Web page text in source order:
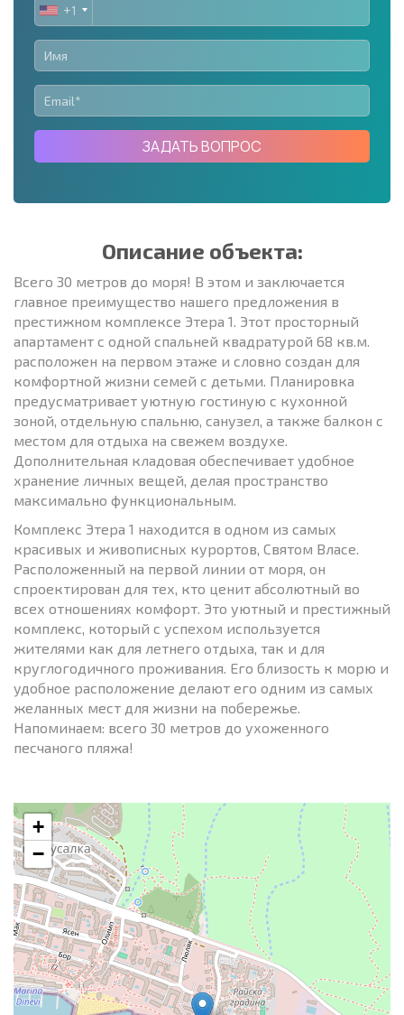
UNITED
STATES
+1
+1
ЗАДАТЬ ВОПРОС
Описание объекта:
Всего 30 метров до моря! В этом и заключается
главное преимущество нашего предложения в
престижном комплексе Этера 1. Этот просторный
апартамент с одной спальней квадратурой 68 кв.м.
расположен на первом этаже и словно создан для
комфортной жизни семей с детьми. Планировка
предусматривает уютную гостиную с кухонной
зоной, отдельную спальню, санузел, а также балкон с
местом для отдыха на свежем воздухе.
Дополнительная кладовая обеспечивает удобное
хранение личных вещей, делая пространство
максимально функциональным.
Комплекс Этера 1 находится в одном из самых
красивых и живописных курортов, Святом Власе.
Расположенный на первой линии от моря, он
спроектирован для тех, кто ценит абсолютный во
всех отношениях комфорт. Это уютный и престижный
комплекс, который с успехом используется
жителями как для летнего отдыха, так и для
круглогодичного проживания. Его близость к морю и
удобное расположение делают его одним из самых
желанных мест для жизни на побережье.
Напоминаем: всего 30 метров до ухоженного
песчаного пляжа!
+
−